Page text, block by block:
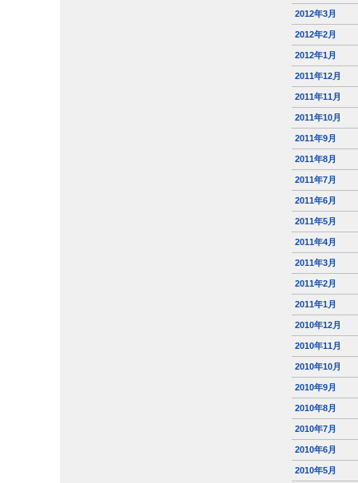
2012年3月
2012年2月
2012年1月
2011年12月
2011年11月
2011年10月
2011年9月
2011年8月
2011年7月
2011年6月
2011年5月
2011年4月
2011年3月
2011年2月
2011年1月
2010年12月
2010年11月
2010年10月
2010年9月
2010年8月
2010年7月
2010年6月
2010年5月